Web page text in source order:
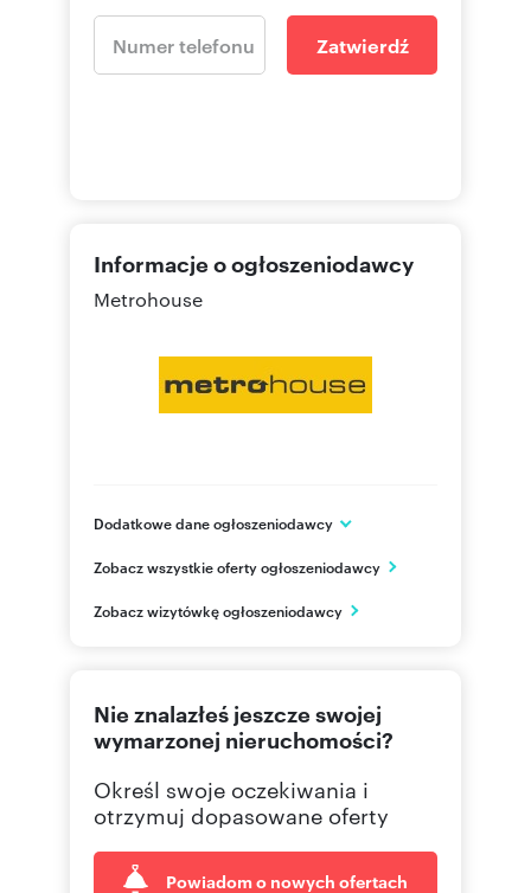
Zatwierdź
Informacje o ogłoszeniodawcy
Metrohouse
Dodatkowe dane ogłoszeniodawcy
Warszawa
PL
Zobacz wszystkie oferty ogłoszeniodawcy
Zobacz wizytówkę ogłoszeniodawcy
Nie znalazłeś jeszcze swojej
wymarzonej nieruchomości?
Określ swoje oczekiwania i
otrzymuj dopasowane oferty
Powiadom o nowych ofertach